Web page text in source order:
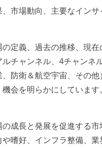
市場動向、主要なインサ
定義、過去の推移、現
チャンネル、4チャンネ
防衛＆航空宇宙、その他
会を明らかにしています。
成長と発展を促進する
嗜好、インフラ整備、